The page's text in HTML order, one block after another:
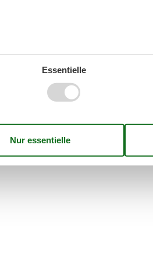
Essentielle